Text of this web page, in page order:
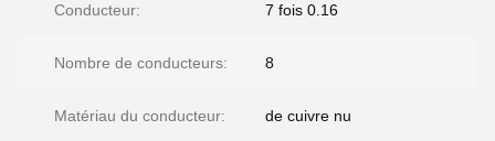
Conducteur: 7 fois 0.16
Nombre de conducteurs: 8
Matériau du conducteur: de cuivre nu